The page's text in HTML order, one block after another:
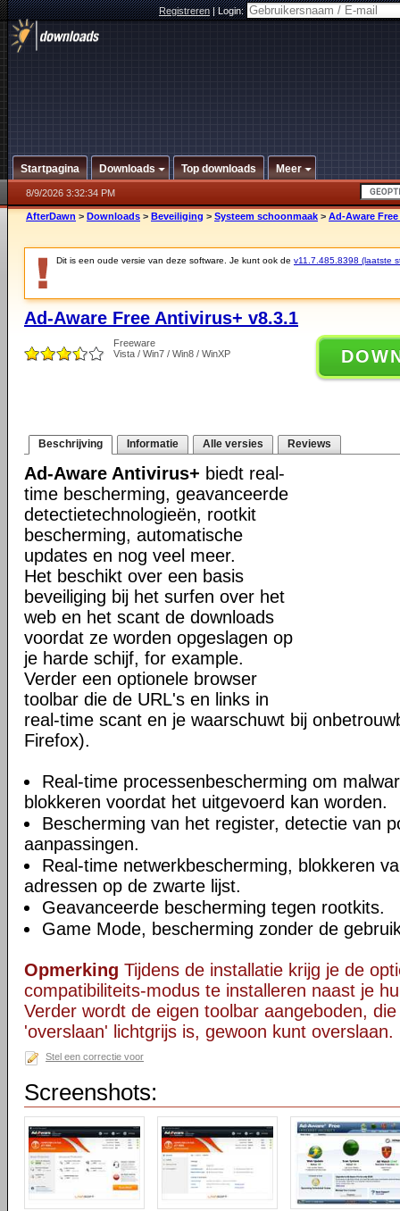
Registreren|Login:
Startpagina Downloads Top downloads Meer
8/9/2026 3:32:34 PM
AfterDawn > Downloads > Beveiliging > Systeem schoonmaak > Ad-Aware
Dit is een oude versie van deze software. Je kunt ook de v11.7.485.8398 (laatste
Ad-Aware Free Antivirus+ v8.3.1
Freeware
Vista / Win7 / Win8 / WinXP
Beschrijving Informatie Alle versies Reviews
Ad-Aware Antivirus+ biedt real-
time bescherming, geavanceerde
detectietechnologieën, rootkit
bescherming, automatische
updates en nog veel meer.
Het beschikt over een basis
beveiliging bij het surfen over het
web en het scant de downloads
voordat ze worden opgeslagen op
je harde schijf, for example.
Verder een optionele browser
toolbar die de URL's en links in
real-time scant en je waarschuwt bij
Firefox).
Real-time processenbescherming om
blokkeren voordat het uitgevoerd kan worden.
Bescherming van het register, detectie van
aanpassingen.
Real-time netwerkbescherming, blokkeren
adressen op de zwarte lijst.
Geavanceerde bescherming tegen rootkits.
Game Mode, bescherming zonder de
Opmerking Tijdens de installatie krijg je de
compatibiliteits-modus te installeren naast je
Verder wordt de eigen toolbar aangeboden,
'overslaan' lichtgrijs is, gewoon kunt overslaan.
Stel een correctie voor
Screenshots: